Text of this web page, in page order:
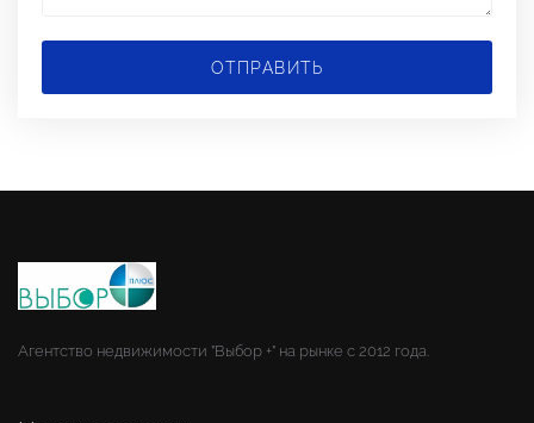
ОТПРАВИТЬ
Агентство недвижимости "Выбор +" на рынке с 2012 года.